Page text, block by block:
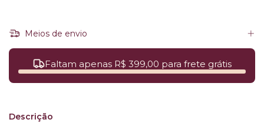
Meios de envio
Faltam apenas R$ 399,00 para frete grátis
Descrição